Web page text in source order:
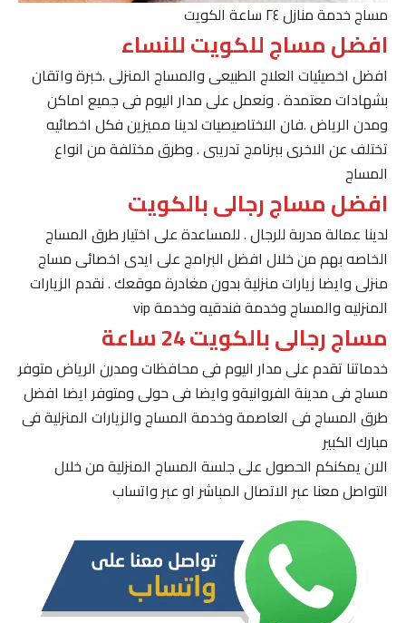
مساج خدمة منازل ٢٤ ساعة الكويت
افضل مساج للكويت للنساء
افضل اخصيئيات العلاج الطبيعى والمساج المنزلى .خبرة واتقان
بشهادات معتمدة . ونعمل على مدار اليوم فى جميع اماكن
ومدن الرياض .فان الاختاصيصيات لدينا مميزين فكل اخصائيه
تختلف عن الاخرى ببرنامج تدريبى . وطرق مختلفة من انواع
المساج
افضل مساج رجالى بالكويت
لدينا عمالة مدربة للرجال . للمساعدة على اختيار طرق المساج
الخاصه بهم من خلال افضل البرامج على ايدى اخصائى مساج
منزلى وايضا زيارات منزلية بدون مغادرة موقعك . نقدم الزيارات
المنزليه والمساج وخدمة فندقيه وخدمة vip
مساج رجالى بالكويت 24 ساعة
خدماتنا تقدم على مدار اليوم فى محافظات ومدرن الرياض متوفر
مساج فى مدينة الفروانيةو وايضا فى حولى ومتوفر ايضا افضل
طرق المساج فى العاصمة وخدمة المساج والزيارات المنزلية فى
مبارك الكبير
الان يمكنكم الحصول على جلسة المساج المنزلية من خلال
التواصل معنا عبر الاتصال المباشر او عبر واتساب